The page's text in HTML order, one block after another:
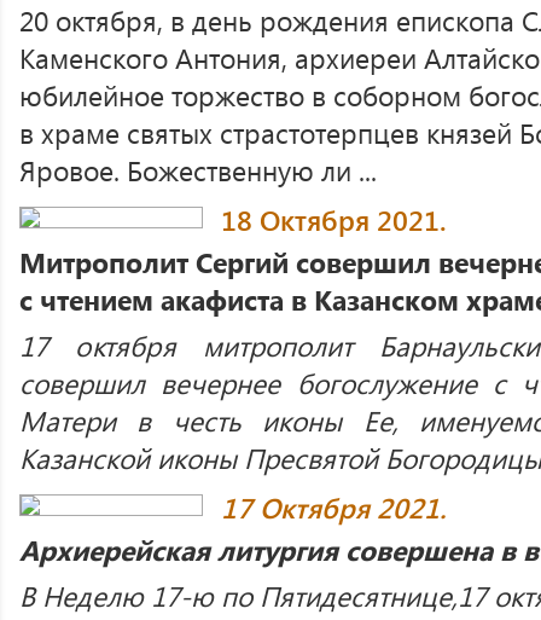
20 октября, в день рождения епископа
Каменского Антония, архиереи
юбилейное торжество в соборном
в храме святых страстотерпцев князей
Яровое. Божественную ли ...
18 Октября 2021.
Митрополит Сергий совершил
с чтением акафиста в Казанском
17 октября митрополит
совершил вечернее богослужение с
Матери в честь иконы Ее,
Казанской иконы Пресвятой
17 Октября 2021.
Архиерейская литургия совершена в
В Неделю 17-ю по Пятидесятнице,17